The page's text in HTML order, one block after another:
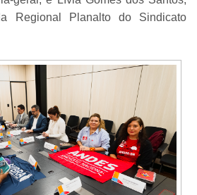
Regional Planalto do Sindicato